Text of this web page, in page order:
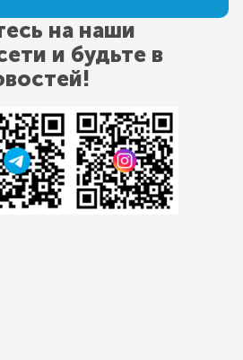
на наши
и будьте в